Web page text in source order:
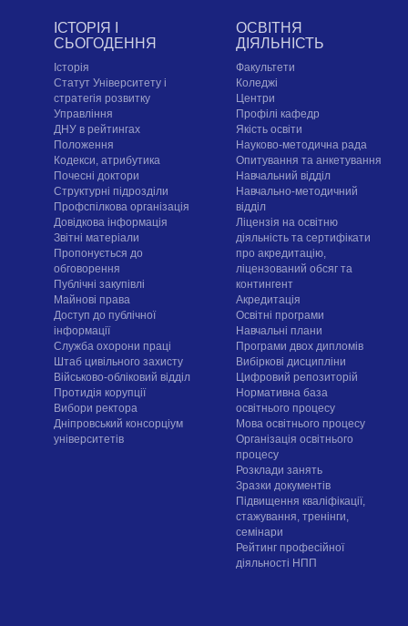
ІСТОРІЯ І
СЬОГОДЕННЯ
Історія
Статут Університету і
стратегія розвитку
Управління
ДНУ в рейтингах
Положення
Кодекси, атрибутика
Почесні доктори
Структурні підрозділи
Профспілкова організація
Довідкова інформація
Звітні матеріали
Пропонується до
обговорення
Публічні закупівлі
Майнові права
Доступ до публічної
інформації
Служба охорони праці
Штаб цивільного захисту
Військово-обліковий відділ
Протидія корупції
Вибори ректора
Дніпровський консорціум
університетів
ОСВІТНЯ
ДІЯЛЬНІСТЬ
Факультети
Коледжі
Центри
Профілі кафедр
Якість освіти
Науково-методична рада
Опитування та анкетування
Навчальний відділ
Навчально-методичний
відділ
Ліцензія на освітню
діяльність та сертифікати
про акредитацію,
ліцензований обсяг та
контингент
Акредитація
Освітні програми
Навчальні плани
Програми двох дипломів
Вибіркові дисципліни
Цифровий репозиторій
Нормативна база
освітнього процесу
Мова освітнього процесу
Організація освітнього
процесу
Розклади занять
Зразки документів
Підвищення кваліфікації,
стажування, тренінги,
семінари
Рейтинг професійної
діяльності НПП